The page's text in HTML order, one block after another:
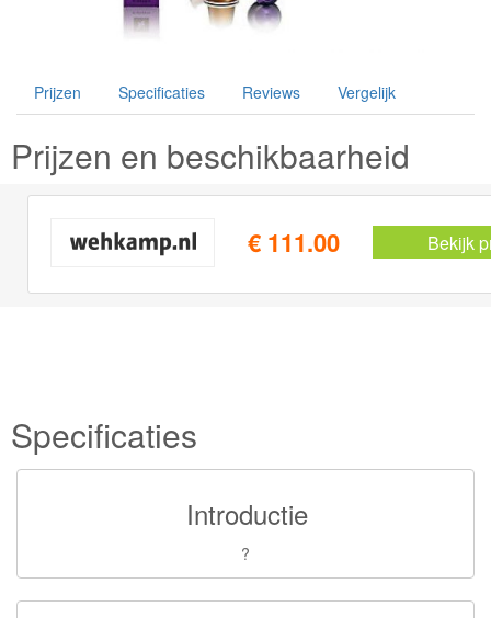
Prijzen Specificaties Reviews Vergelijk
Prijzen en beschikbaarheid
€ 111.00 Bekijk
Specificaties
Introductie
?